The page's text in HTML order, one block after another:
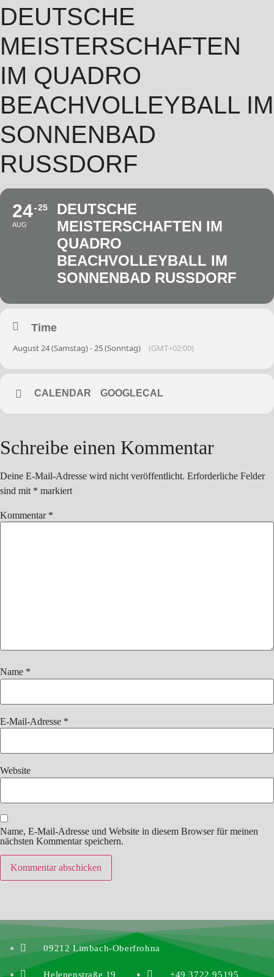
DEUTSCHE
MEISTERSCHAFTEN
IM QUADRO
BEACHVOLLEYBALL IM
SONNENBAD
RUSSDORF
24
AUG
25
DEUTSCHE
MEISTERSCHAFTEN IM
QUADRO
BEACHVOLLEYBALL IM
SONNENBAD RUSSDORF
Time
August 24 (Samstag) - 25 (Sonntag) (GMT+02:00)
CALENDAR GOOGLECAL
Schreibe einen Kommentar
Deine E-Mail-Adresse wird nicht veröffentlicht. Erforderliche Felder
sind mit * markiert
Kommentar *
Name *
E-Mail-Adresse *
Website
Name, E-Mail-Adresse und Website in diesem Browser für meinen
nächsten Kommentar speichern.
09212 Limbach-Oberfrohna
Helenenstraße 19 +49 3722 95195